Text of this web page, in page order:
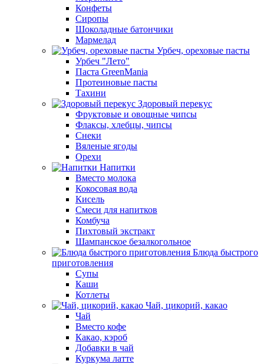
Конфеты
Сиропы
Шоколадные батончики
Мармелад
Урбеч, ореховые пасты
Урбеч "Лето"
Паста GreenMania
Протеиновые пасты
Тахини
Здоровый перекус
Фруктовые и овощные чипсы
Флаксы, хлебцы, чипсы
Снеки
Вяленые ягоды
Орехи
Напитки
Вместо молока
Кокосовая вода
Кисель
Смеси для напитков
Комбуча
Пихтовый экстракт
Шампанское безалкогольное
Блюда быстрого
приготовления
Супы
Каши
Котлеты
Чай, цикорий, какао
Чай
Вместо кофе
Какао, кэроб
Добавки в чай
Куркума латте